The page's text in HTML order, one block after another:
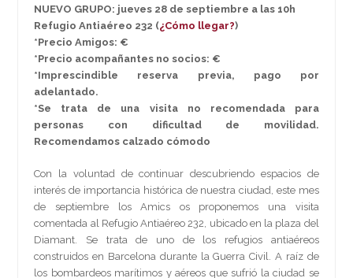
NUEVO GRUPO: jueves 28 de septiembre a las 10h
Refugio Antiaéreo 232 (¿Cómo llegar?)
*Precio Amigos: €
*Precio acompañantes no socios: €
*Imprescindible reserva previa, pago por
adelantado.
*Se trata de una visita no recomendada para
personas con dificultad de movilidad.
Recomendamos calzado cómodo
Con la voluntad de continuar descubriendo espacios de
interés de importancia histórica de nuestra ciudad, este mes
de septiembre los Amics os proponemos una visita
comentada al Refugio Antiaéreo 232, ubicado en la plaza del
Diamant. Se trata de uno de los refugios antiaéreos
construidos en Barcelona durante la Guerra Civil. A raíz de
los bombardeos marítimos y aéreos que sufrió la ciudad se